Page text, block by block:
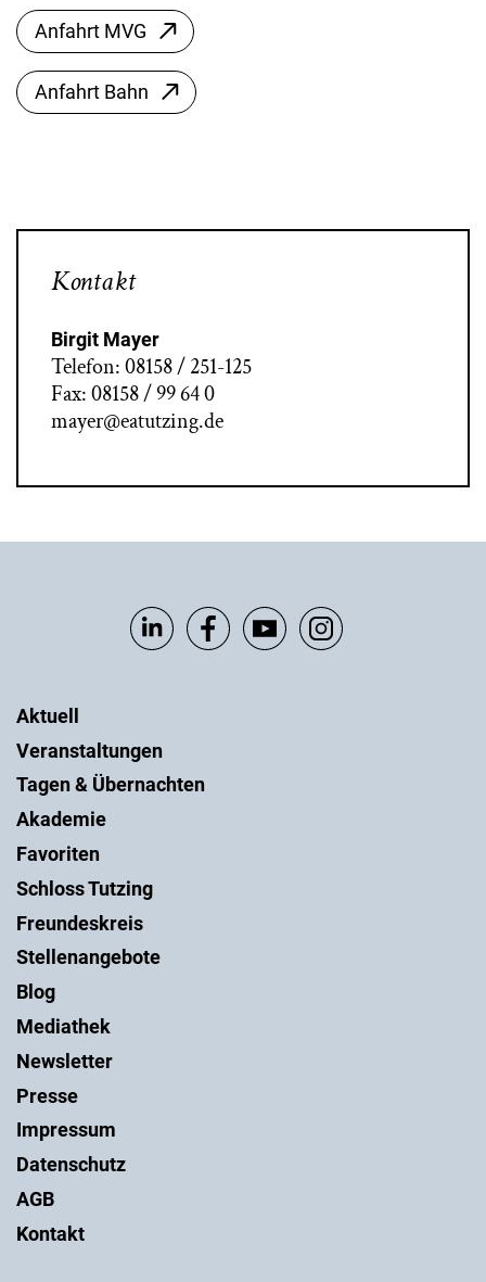
Anfahrt MVG
Anfahrt Bahn
Kontakt
Birgit Mayer
Telefon: 08158 / 251-125
Fax: 08158 / 99 64 0
mayer@eatutzing.de
Aktuell
Veranstaltungen
Tagen & Übernachten
Akademie
Favoriten
Schloss Tutzing
Freundeskreis
Stellenangebote
Blog
Mediathek
Newsletter
Presse
Impressum
Datenschutz
AGB
Kontakt